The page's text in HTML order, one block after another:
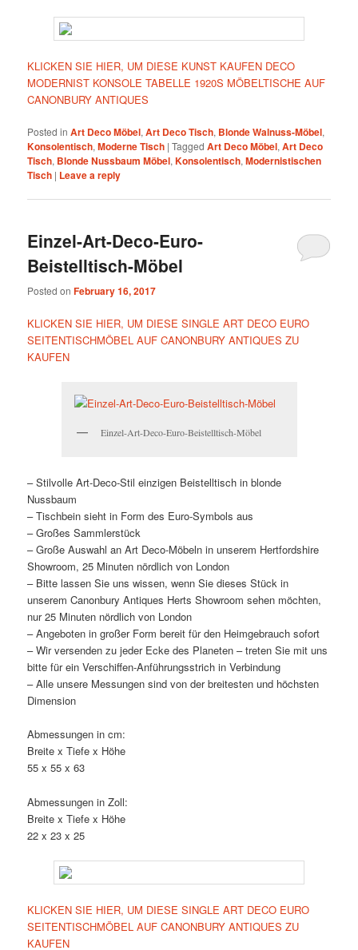
KLICKEN SIE HIER, UM DIESE KUNST KAUFEN DECO
MODERNIST KONSOLE TABELLE 1920S MÖBELTISCHE AUF
CANONBURY ANTIQUES
Posted in Art Deco Möbel,Art Deco Tisch, Blonde Walnuss-Möbel,
Konsolentisch,Moderne Tisch |Tagged Art Deco Möbel,Art Deco
Tisch, Blonde Nussbaum Möbel,Konsolentisch,Modernistischen
Tisch | Leave a reply
Einzel-Art-Deco-Euro-
Beistelltisch-Möbel
Posted onFebruary 16, 2017
KLICKEN SIE HIER, UM DIESE SINGLE ART DECO EURO
SEITENTISCHMÖBEL AUF CANONBURY ANTIQUES ZU
KAUFEN
Einzel-Art-Deco-Euro-Beistelltisch-Möbel
– Stilvolle Art-Deco-Stil einzigen Beistelltisch in blonde
Nussbaum
– Tischbein sieht in Form des Euro-Symbols aus
– Großes Sammlerstück
– Große Auswahl an Art Deco-Möbeln in unserem Hertfordshire
Showroom, 25 Minuten nördlich von London
– Bitte lassen Sie uns wissen, wenn Sie dieses Stück in
unserem Canonbury Antiques Herts Showroom sehen möchten,
nur 25 Minuten nördlich von London
– Angeboten in großer Form bereit für den Heimgebrauch sofort
– Wir versenden zu jeder Ecke des Planeten – treten Sie mit uns
bitte für ein Verschiffen-Anführungsstrich in Verbindung
– Alle unsere Messungen sind von der breitesten und höchsten
Dimension
Abmessungen in cm:
Breite x Tiefe x Höhe
55 x 55 x 63
Abmessungen in Zoll:
Breite x Tiefe x Höhe
22 x 23 x 25
KLICKEN SIE HIER, UM DIESE SINGLE ART DECO EURO
SEITENTISCHMÖBEL AUF CANONBURY ANTIQUES ZU
KAUFEN